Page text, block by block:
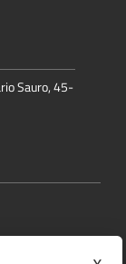
Sauro, 45-